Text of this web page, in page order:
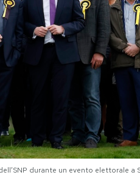
durante un evento elettorale